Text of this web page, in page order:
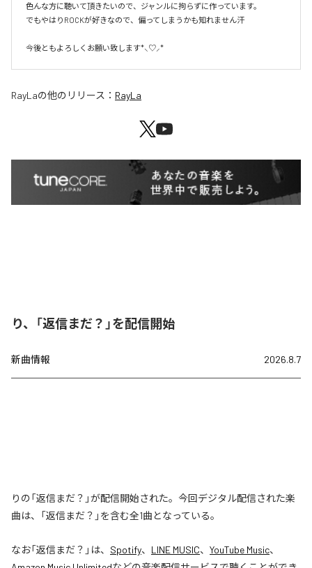
色んな方に聴いて頂きたいので、ジャンルに拘らずに作っています。
でもやはりROCKが好きなので、偏ってしまうかも知れません汗
今後ともよろしくお願い致します*⸜♡⸝*
RayLaの他のリリース： RayLa
り、「返信まだ？」を配信開始
新曲情報 2026.8.7
りの「返信まだ？」が配信開始された。今回デジタル配信された楽
曲は、「返信まだ？」を含む全1曲となっている。
なお「返信まだ？ 」は、 Spotify、 LINE MUSIC、 YouTube Music、